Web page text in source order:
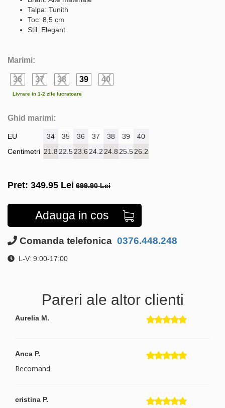
Talpa: Tunith
Toc: 8,5 cm
Stil: Elegant
Marimi:
36 37 38 39 40
Livrare in 1-2 zile lucratoare
Ghid marimi:
EU
Centimetri
34 35 36 37 38 39
40
21.8 22.523.6 24.2 24.8 25.526.2
Pret: 349.95 Lei 699.90 Lei
Adauga in cos
Comanda telefonica 0376.448.248
L-V: 9:00-17:00
Pareri ale altor clienti
Aurelia M.
Anca P.
Recomand
cristina P.